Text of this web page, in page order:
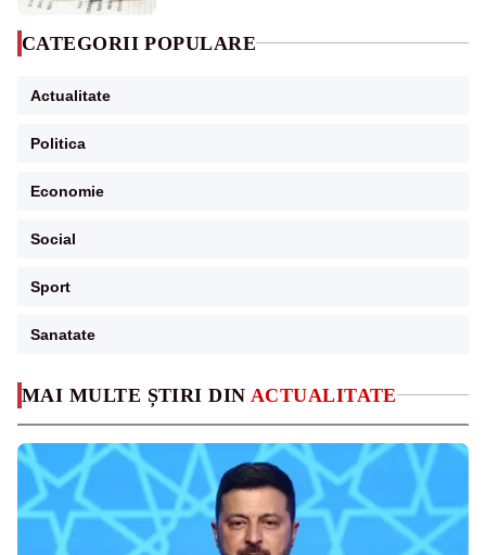
MAI MULTE ȘTIRI DIN ACTUALITATE
CATEGORII POPULARE
Actualitate
Politica
Economie
Social
Sport
Sanatate